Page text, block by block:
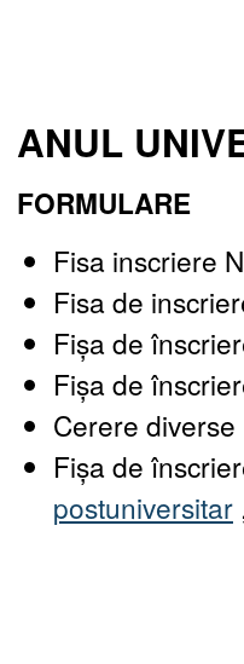
ANUL
FORMULARE
Fisa inscriere
Fisa de
Fișa de
Fișa de
Cerere
Fișa de
postuniversitar